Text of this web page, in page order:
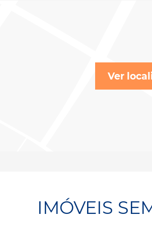
Ver
IMÓVEIS